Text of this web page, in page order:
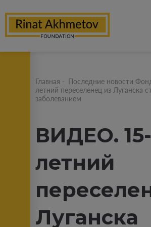
Главная - Последние новости
летний переселенец из Луганска
заболеванием
ВИДЕО. 15-
летний
Луганска